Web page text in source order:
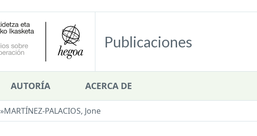
Publicaciones
AUTORÍA ACERCA DE
»MARTÍNEZ-PALACIOS, Jone